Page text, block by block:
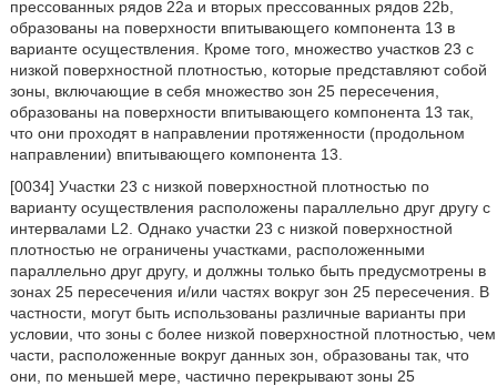
прессованных рядов 22а и вторых прессованных рядов 22b,
образованы на поверхности впитывающего компонента 13 в
варианте осуществления. Кроме того, множество участков 23 с
низкой поверхностной плотностью, которые представляют собой
зоны, включающие в себя множество зон 25 пересечения,
образованы на поверхности впитывающего компонента 13 так,
что они проходят в направлении протяженности (продольном
направлении) впитывающего компонента 13.
[0034] Участки 23 с низкой поверхностной плотностью по
варианту осуществления расположены параллельно друг другу с
интервалами L2. Однако участки 23 с низкой поверхностной
плотностью не ограничены участками, расположенными
параллельно друг другу, и должны только быть предусмотрены в
зонах 25 пересечения и/или частях вокруг зон 25 пересечения. В
частности, могут быть использованы различные варианты при
условии, что зоны с более низкой поверхностной плотностью, чем
части, расположенные вокруг данных зон, образованы так, что
они, по меньшей мере, частично перекрывают зоны 25